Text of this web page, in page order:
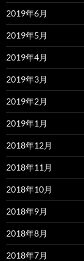
2019年6月
2019年5月
2019年4月
2019年3月
2019年2月
2019年1月
2018年12月
2018年11月
2018年10月
2018年9月
2018年8月
2018年7月